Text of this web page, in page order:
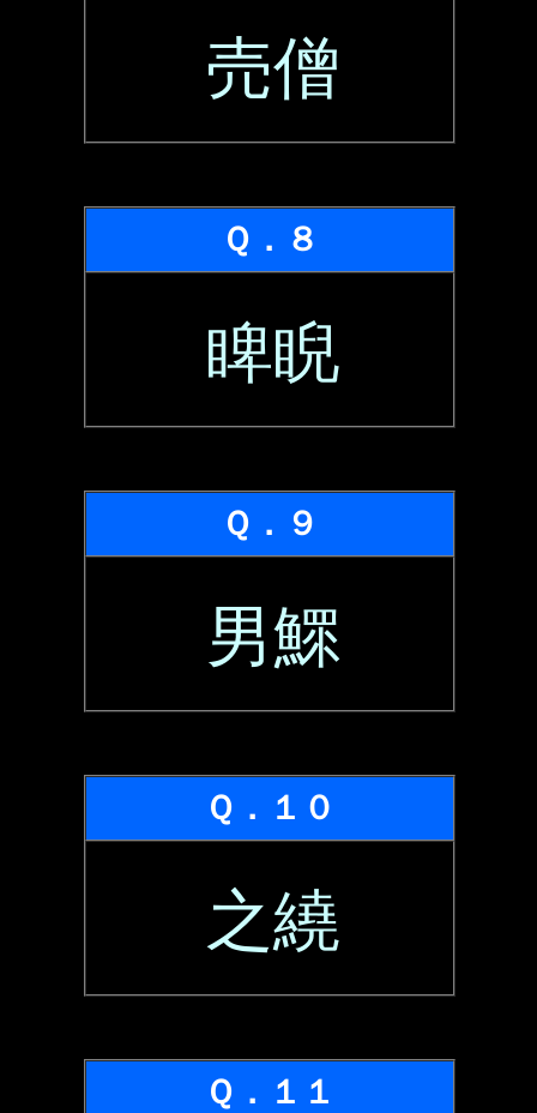
売僧
Ｑ．８
睥睨
Ｑ．９
男鰥
Ｑ．１０
之繞
Ｑ．１１